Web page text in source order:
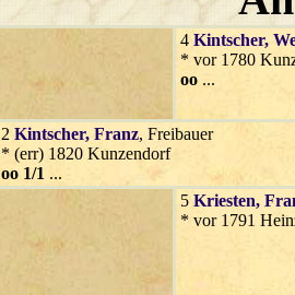
4 Kintscher,
* vor 1780
oo ...
2 Kintscher, Franz, Freibauer
* (err) 1820 Kunzendorf
oo 1/1 ...
5 Kriesten,
* vor 1791